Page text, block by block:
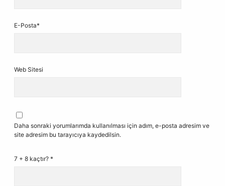
E-Posta*
Web Sitesi
Daha sonraki yorumlarımda kullanılması için adım, e-posta adresim ve
site adresim bu tarayıcıya kaydedilsin.
7 + 8 kaçtır? *